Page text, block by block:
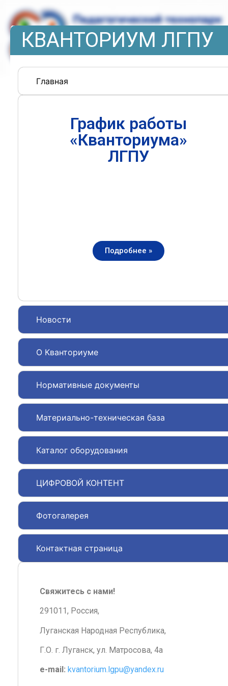
КВАНТОРИУМ ЛГПУ
Главная
Новости
О Кванториуме
Нормативные документы
Материально-техническая база
Каталог оборудования
ЦИФРОВОЙ КОНТЕНТ
Фотогалерея
Контактная страница
График работы
«Кванториума»
ЛГПУ
Подробнее »
Свяжитесь с нами!
291011, Россия,
Луганская Народная Республика,
Г.О. г. Луганск, ул. Матросова, 4а
e-mail: kvantorium.lgpu@yandex.ru